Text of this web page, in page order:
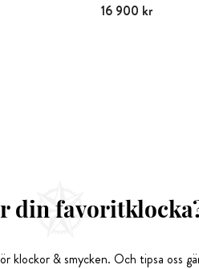
Pris: 16 900 kr
16 900 kr
din
klockor & smycken. Och tipsa oss